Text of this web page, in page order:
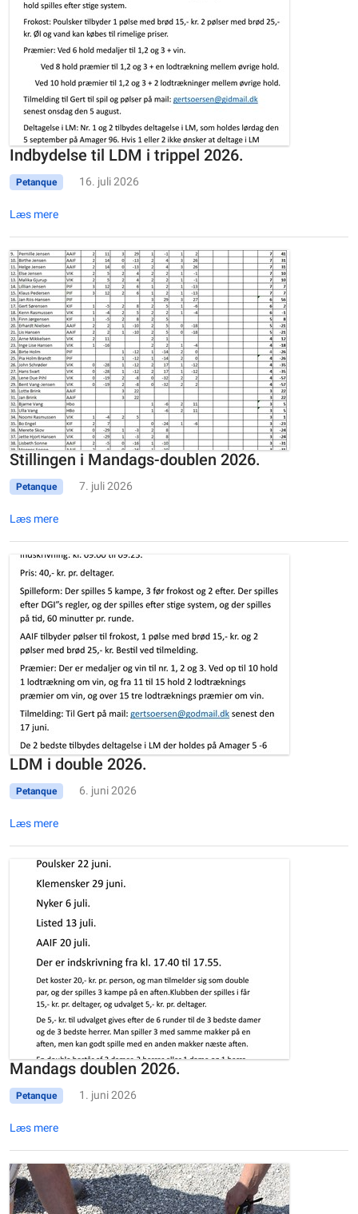
Indbydelse til LDM i trippel 2026.
Petanque 16. juli 2026
Læs mere
Stillingen i Mandags-doublen 2026.
Petanque 7. juli 2026
Læs mere
LDM i double 2026.
Petanque 6. juni 2026
Læs mere
Mandags doublen 2026.
Petanque 1. juni 2026
Læs mere